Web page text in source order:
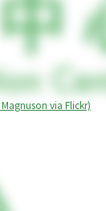
via Flickr)